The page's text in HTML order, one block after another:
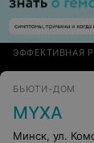
ЭФФЕКТИВНАЯ
БЬЮТИ-ДОМ
MYXA
Минск, ул.